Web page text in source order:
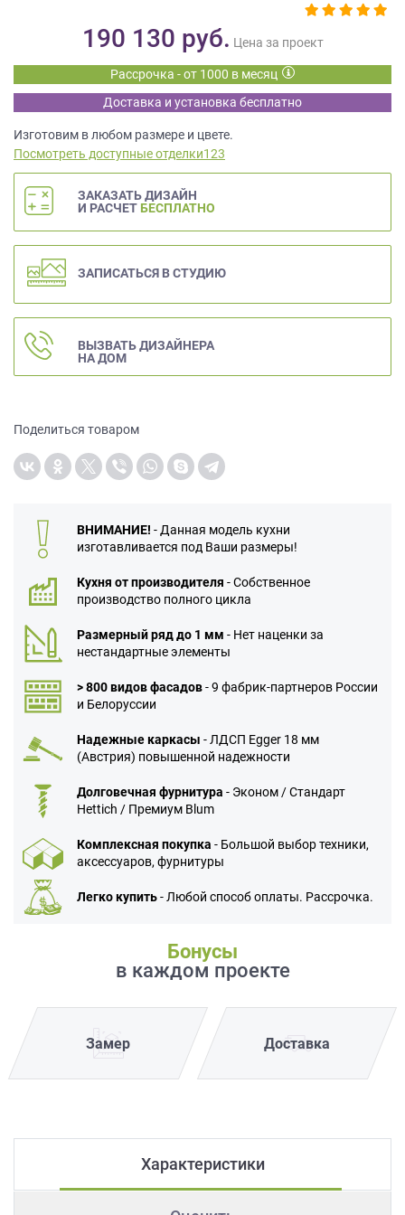
190 130 руб. Цена за проект
Рассрочка - от 1000 в месяц
Доставка и установка бесплатно
Изготовим в любом размере и цвете.
Посмотреть доступные отделки123
ЗАКАЗАТЬ ДИЗАЙН
И РАСЧЕТ БЕСПЛАТНО
ЗАПИСАТЬСЯ В СТУДИЮ
ВЫЗВАТЬ ДИЗАЙНЕРА
НА ДОМ
Поделиться товаром
ВНИМАНИЕ! - Данная модель кухни
изготавливается под Ваши размеры!
Кухня от производителя - Собственное
производство полного цикла
Размерный ряд до 1 мм - Нет наценки за
нестандартные элементы
> 800 видов фасадов- 9 фабрик-партнеров России
и Белоруссии
Надежные каркасы - ЛДСП Egger 18 мм
(Австрия) повышенной надежности
Долговечная фурнитура - Эконом / Стандарт
Hettich / Премиум Blum
Комплексная покупка - Большой выбор техники,
аксессуаров, фурнитуры
Легко купить- Любой способ оплаты. Рассрочка.
Бонусы
в каждом проекте
Замер Доставка
Характеристики